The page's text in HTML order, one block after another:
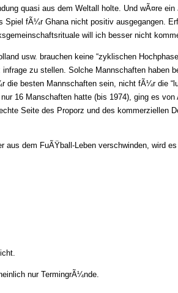
quasi aus dem Weltall holte. Und wÃ¤re
fÃ¼r Ghana nicht positiv ausgegangen.
will ich besser nicht
usw. brauchen keine “zyklischen
zu stellen. Solche Mannschaften
besten Mannschaften sein, nicht fÃ¼r die
16 Manschaften hatte (bis 1974), ging es
Seite des Proporz und des kommerziellen
dem FuÃŸball-Leben verschwinden, wird es
nur TermingrÃ¼nde.